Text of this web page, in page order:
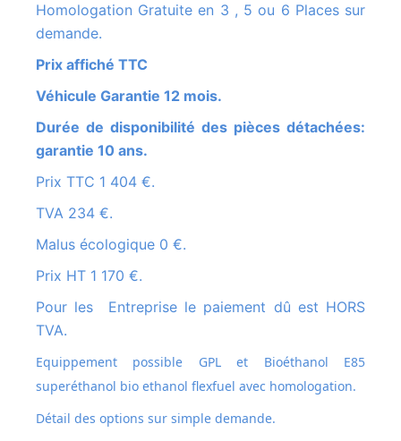
Homologation Gratuite en 3 , 5 ou 6 Places sur
demande.
Prix affiché TTC
Véhicule Garantie 12 mois.
Durée de disponibilité des pièces détachées:
garantie 10 ans.
Prix TTC 1 404 €.
TVA 234 €.
Malus écologique 0 €.
Prix HT 1 170 €.
Pour les Entreprise le paiement dû est HORS
TVA.
Equippement possible GPL et Bioéthanol E85
superéthanol bio ethanol flexfuel avec homologation.
Détail des options sur simple demande.